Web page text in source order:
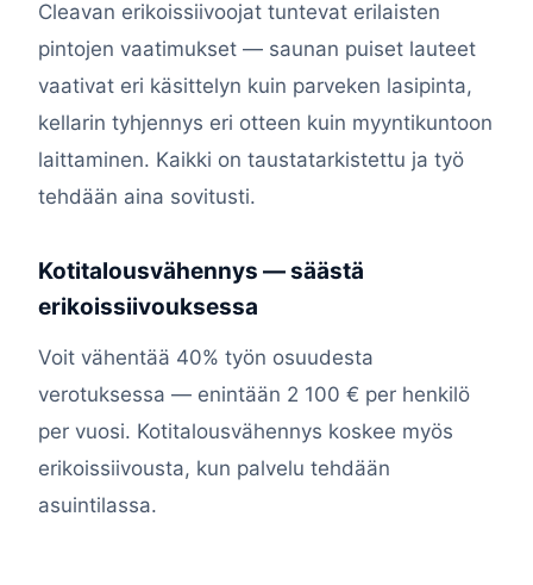
Cleavan erikoissiivoojat tuntevat erilaisten
pintojen vaatimukset — saunan puiset lauteet
vaativat eri käsittelyn kuin parveken lasipinta,
kellarin tyhjennys eri otteen kuin myyntikuntoon
laittaminen. Kaikki on taustatarkistettu ja työ
tehdään aina sovitusti.
Kotitalousvähennys — säästä
erikoissiivouksessa
Voit vähentää 40% työn osuudesta
verotuksessa — enintään 2 100 € per henkilö
per vuosi. Kotitalousvähennys koskee myös
erikoissiivousta, kun palvelu tehdään
asuintilassa.